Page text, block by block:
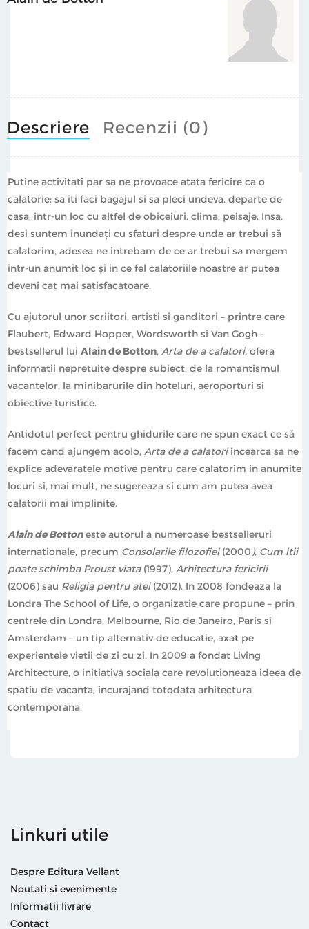
Descriere Recenzii (0)
Putine activitati par sa ne provoace atata fericire ca o
calatorie: sa iti faci bagajul si sa pleci undeva, departe de
casa, intr-un loc cu altfel de obiceiuri, clima, peisaje. Insa,
desi suntem inundaţi cu sfaturi despre unde ar trebui să
calatorim, adesea ne intrebam de ce ar trebui sa mergem
intr-un anumit loc şi in ce fel calatoriile noastre ar putea
deveni cat mai satisfacatoare.
Cu ajutorul unor scriitori, artisti si ganditori – printre care
Flaubert, Edward Hopper, Wordsworth si Van Gogh –
bestsellerul lui Alain de Botton, Arta de a calatori, ofera
informatii nepretuite despre subiect, de la romantismul
vacantelor, la minibarurile din hoteluri, aeroporturi si
obiective turistice.
Antidotul perfect pentru ghidurile care ne spun exact ce să
facem cand ajungem acolo, Arta de a calatoriincearca sa ne
explice adevaratele motive pentru care calatorim in anumite
locuri si, mai mult, ne sugereaza si cum am putea avea
calatorii mai împlinite.
Alain de Bottoneste autorul a numeroase bestselleruri
internationale, precum Consolarile filozofiei(2000 ), Cum itii
poate schimba Proust viata(1997), Arhitectura fericirii
(2006) sau Religia pentru atei(2012). In 2008 fondeaza la
Londra The School of Life, o organizatie care propune – prin
centrele din Londra, Melbourne, Rio de Janeiro, Paris si
Amsterdam – un tip alternativ de educatie, axat pe
experientele vietii de zi cu zi. In 2009 a fondat Living
Architecture, o initiativa sociala care revolutioneaza ideea de
spatiu de vacanta, incurajand totodata arhitectura
contemporana.
Linkuri utile
Despre Editura Vellant
Noutati si evenimente
Informatii livrare
Contact